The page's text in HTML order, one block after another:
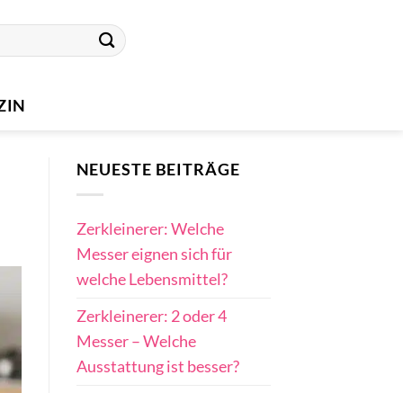
NEUESTE BEITRÄGE
Zerkleinerer: Welche
Messer eignen sich für
welche Lebensmittel?
Zerkleinerer: 2 oder 4
Messer – Welche
Ausstattung ist besser?